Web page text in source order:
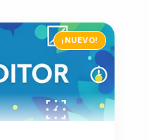
¡NUEVO!